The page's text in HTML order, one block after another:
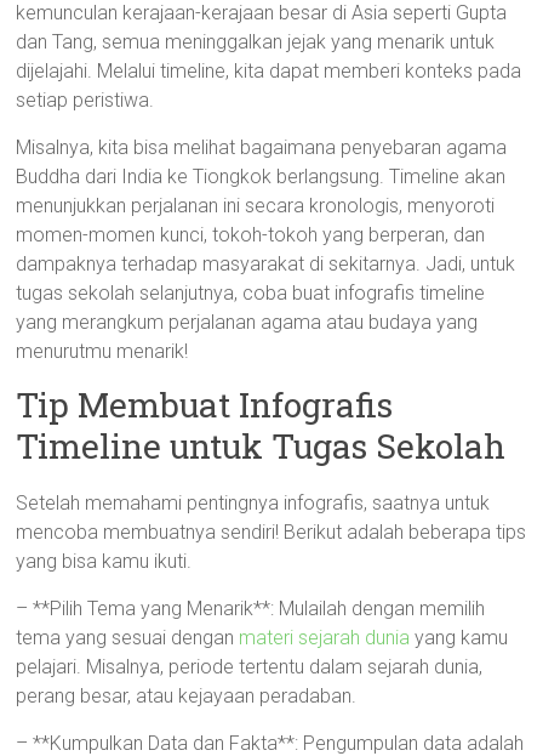
kemunculan kerajaan-kerajaan besar di Asia seperti Gupta
dan Tang, semua meninggalkan jejak yang menarik untuk
dijelajahi. Melalui timeline, kita dapat memberi konteks pada
setiap peristiwa.
Misalnya, kita bisa melihat bagaimana penyebaran agama
Buddha dari India ke Tiongkok berlangsung. Timeline akan
menunjukkan perjalanan ini secara kronologis, menyoroti
momen-momen kunci, tokoh-tokoh yang berperan, dan
dampaknya terhadap masyarakat di sekitarnya. Jadi, untuk
tugas sekolah selanjutnya, coba buat infografis timeline
yang merangkum perjalanan agama atau budaya yang
menurutmu menarik!
Tip Membuat Infografis
Timeline untuk Tugas Sekolah
Setelah memahami pentingnya infografis, saatnya untuk
mencoba membuatnya sendiri! Berikut adalah beberapa tips
yang bisa kamu ikuti.
– **Pilih Tema yang Menarik**: Mulailah dengan memilih
tema yang sesuai dengan materi sejarah dunia yang kamu
pelajari. Misalnya, periode tertentu dalam sejarah dunia,
perang besar, atau kejayaan peradaban.
– **Kumpulkan Data dan Fakta**: Pengumpulan data adalah